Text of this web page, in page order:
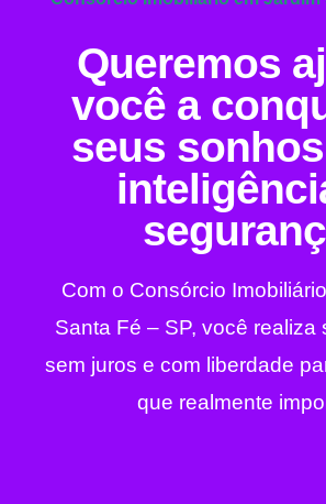
Queremos
você a
seus
Com o Consórcio
Santa Fé – SP, você realiza
sem juros e com liberdade
que realmente